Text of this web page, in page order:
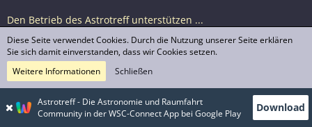
Den Betrieb des Astrotreff unterstützen ...
Nutzungsbedingungen
© Astrotreff 2001-2026, lizenziert unter CC BY-SA,
sofern für einzelne Inhalte nicht anders angegeben
Astrotreff - Die Astronomie und Raumfahrt
Community in der WSC-Connect App bei Google Play
Download
Diese Seite verwendet Cookies. Durch die Nutzung unserer Seite erklären
Sie sich damit einverstanden, dass wir Cookies setzen.
Weitere Informationen
Schließen